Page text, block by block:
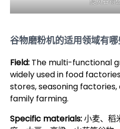
谷物磨粉机的适用领域有哪
Field: The multi-functional
widely used in food
stores, seasoning
family farming.
Specific materials:小麦、稻